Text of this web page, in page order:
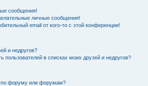
сообщения!
личные сообщения!
email от кого-то с этой конференции!
и недругов?
пользователей в списках моих друзей и недругов?
по форуму или форумам?